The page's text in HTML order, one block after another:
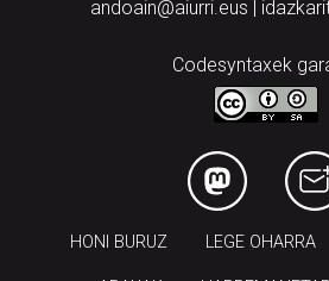
Codesyntaxek
LEGE OHARRA
ARAUAK